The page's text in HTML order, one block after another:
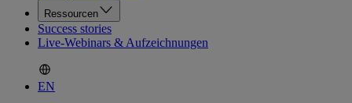
Ressourcen
Success stories
Live-Webinars & Aufzeichnungen
EN